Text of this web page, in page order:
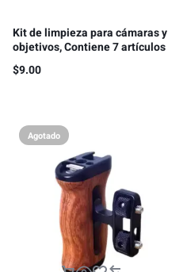
Kit de limpieza para cámaras y
objetivos, Contiene 7 artículos
$9.00
Agotado